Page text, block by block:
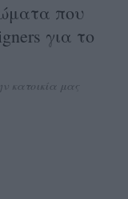
που
για το
κατοικία μας